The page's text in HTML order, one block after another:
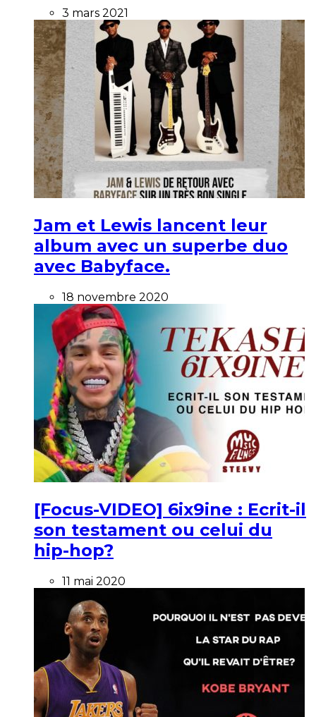
3 mars 2021
Jam et Lewis lancent leur
album avec un superbe duo
avec Babyface.
18 novembre 2020
[Focus-VIDEO] 6ix9ine : Ecrit-il
son testament ou celui du
hip-hop?
11 mai 2020